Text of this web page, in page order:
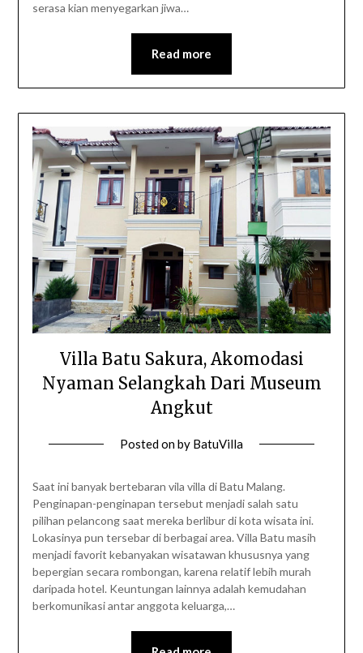
serasa kian menyegarkan jiwa…
Read more
Villa Batu Sakura, Akomodasi
Nyaman Selangkah Dari Museum
Angkut
Posted onby BatuVilla
Saat ini banyak bertebaran vila villa di Batu Malang.
Penginapan-penginapan tersebut menjadi salah satu
pilihan pelancong saat mereka berlibur di kota wisata ini.
Lokasinya pun tersebar di berbagai area. Villa Batu masih
menjadi favorit kebanyakan wisatawan khususnya yang
bepergian secara rombongan, karena relatif lebih murah
daripada hotel. Keuntungan lainnya adalah kemudahan
berkomunikasi antar anggota keluarga,…